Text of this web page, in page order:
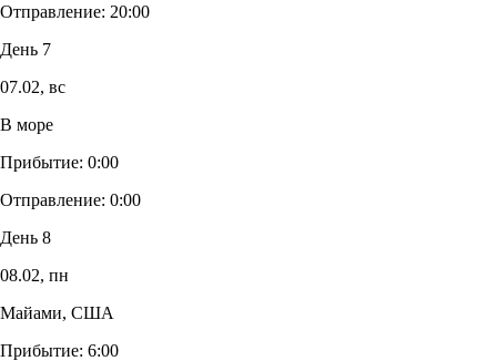
Отправление: 20:00
День 7
07.02, вс
В море
Прибытие: 0:00
Отправление: 0:00
День 8
08.02, пн
Майами, США
Прибытие: 6:00